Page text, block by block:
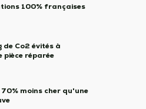
100% françaises
de Co2 évités à
pièce réparée
moins cher qu'une